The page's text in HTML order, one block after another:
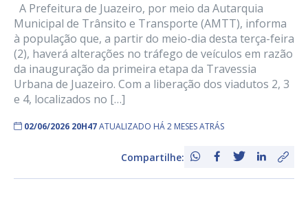
A Prefeitura de Juazeiro, por meio da Autarquia
Municipal de Trânsito e Transporte (AMTT), informa
à população que, a partir do meio-dia desta terça-feira
(2), haverá alterações no tráfego de veículos em razão
da inauguração da primeira etapa da Travessia
Urbana de Juazeiro. Com a liberação dos viadutos 2, 3
e 4, localizados no […]
02/06/2026 20H47ATUALIZADO HÁ 2 MESES ATRÁS
Compartilhe: